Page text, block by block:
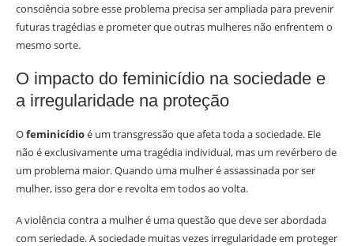
consciência sobre esse problema precisa ser ampliada para prevenir
futuras tragédias e prometer que outras mulheres não enfrentem o
mesmo sorte.
O impacto do feminicídio na sociedade e
a irregularidade na proteção
Ofeminicídioé um transgressão que afeta toda a sociedade. Ele
não é exclusivamente uma tragédia individual, mas um revérbero de
um problema maior. Quando uma mulher é assassinada por ser
mulher, isso gera dor e revolta em todos ao volta.
A violência contra a mulher é uma questão que deve ser abordada
com seriedade. A sociedade muitas vezes irregularidade em proteger